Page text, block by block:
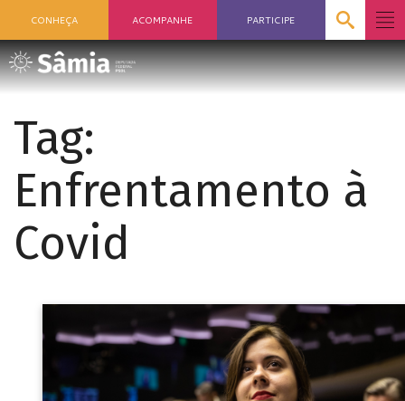
CONHEÇA ACOMPANHE PARTICIPE
Tag:
Enfrentamento à
Covid